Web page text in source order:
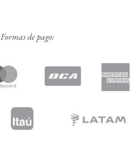
Formas de pago: